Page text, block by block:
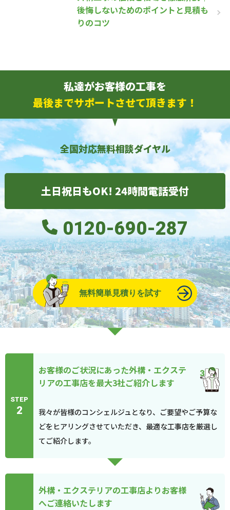
後悔しないためのポイントと見積も
りのコツ
私達がお客様の工事を
最後までサポートさせて頂きます！
全国対応無料相談ダイヤル
土日祝日もOK! 24時間電話受付
0120-690-287
無料簡単見積りを試す
STEP
2
お客様のご状況にあった外構・エクステ
リアの工事店を最大3社ご紹介します
我々が皆様のコンシェルジュとなり、ご要望やご予算な
どをヒアリングさせていただき、最適な工事店を厳選し
てご紹介します。
外構・エクステリアの工事店よりお客様
へご連絡いたします